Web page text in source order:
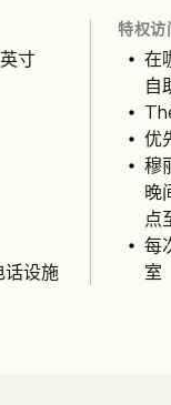
寸
话设施
特权访
在
自
优
穆
晚
点
每
室